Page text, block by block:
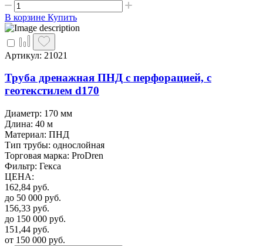
В корзине Купить
Артикул: 21021
Труба дренажная ПНД с перфорацией, с
геотекстилем d170
Диаметр: 170 мм
Длина: 40 м
Материал: ПНД
Тип трубы: однослойная
Торговая марка: ProDren
Фильтр: Гекса
ЦЕНА:
162,84 руб.
до 50 000 руб.
156,33 руб.
до 150 000 руб.
151,44 руб.
от 150 000 руб.